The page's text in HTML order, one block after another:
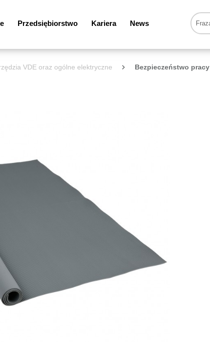
Przedsiębiorstwo Kariera News
VDE oraz ogólne elektryczne Bezpieczeństwo pracy